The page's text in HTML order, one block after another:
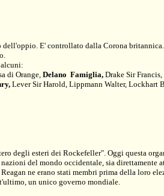
E' controllato dalla Corona
di Orange, Delano Famiglia, Drake Sir Francis,
Lever Sir Harold, Lippmann Walter, Lockhart
degli esteri dei Rockefeller". Oggi questa
del mondo occidentale, sia direttamente
ne erano stati membri prima della loro
un unico governo mondiale.